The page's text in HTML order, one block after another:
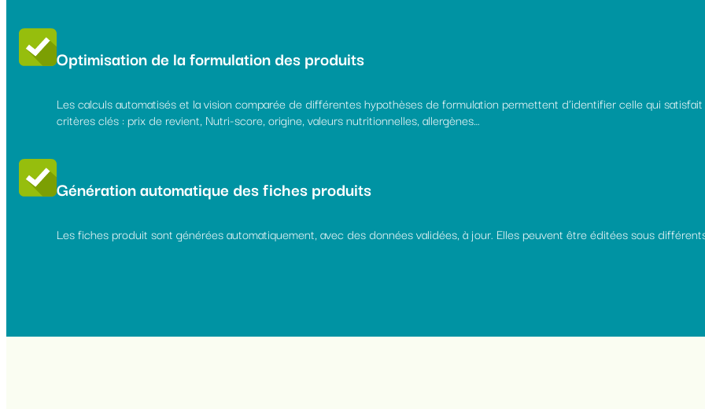
Optimisation de la formulation des produits
Les calculs automatisés et la vision comparée de différentes hypothèses de formulation permettent d’identifier celle qui
critères clés : prix de revient, Nutri-score, origine, valeurs nutritionnelles, allergènes…
Génération automatique des fiches produits
Les fiches produit sont générées automatiquement, avec des données validées, à jour. Elles peuvent être éditées sous